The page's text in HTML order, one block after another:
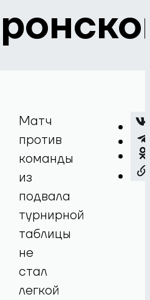
Матч
против
команды
из
подвала
турнирной
таблицы
не
стал
легкой